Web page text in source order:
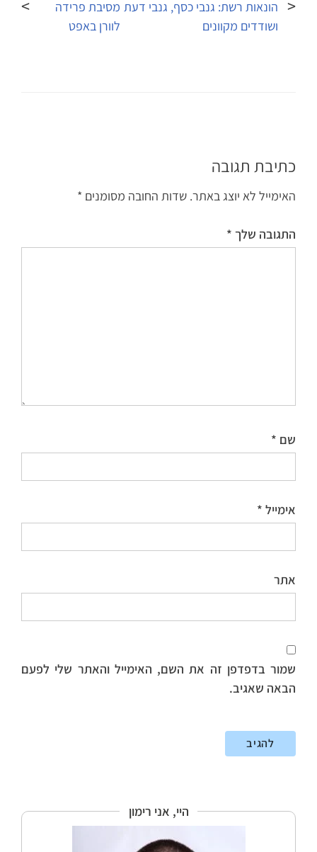
הונאות רשת: גנבי כסף, גנבי דעת
ושודדים מקוונים
מסיבת פרידה
לוורן באפט
כתיבת תגובה
האימייל לא יוצג באתר.שדות החובה מסומנים*
התגובה שלך*
*
אימייל*
אתר
שמור בדפדפן זה את השם, האימייל והאתר שלי לפעם
הבאה שאגיב.
היי, אני רימון